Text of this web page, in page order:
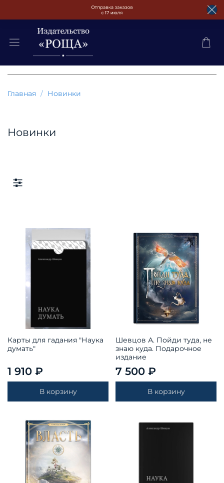
Главная Новинки
Новинки
Карты для гадания "Наука
думать"
1 910 ₽
В корзину
Шевцов А. Пойди туда, не
знаю куда. Подарочное
издание
7 500 ₽
В корзину